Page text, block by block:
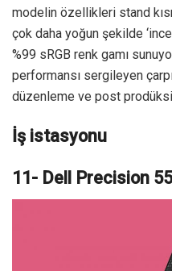
modelin özellikleri stand
çok daha yoğun şekilde
%99 sRGB renk gamı
performansı sergileyen
düzenleme ve post
İş istasyonu
11- Dell Precision